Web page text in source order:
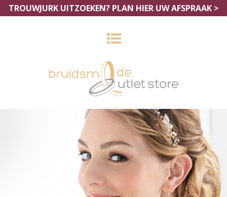
TROUWJURK UITZOEKEN? PLAN HIER UW AFSPRAAK >